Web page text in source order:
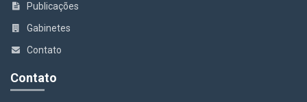
Publicações
Gabinetes
Contato
Contato